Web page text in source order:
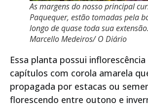
As margens do nosso principal
Paquequer, estão tomadas pela
longo de quase toda sua
Marcello Medeiros/ O Diário
Essa planta possui
capítulos com corola amarela
propagada por estacas ou
florescendo entre outono e